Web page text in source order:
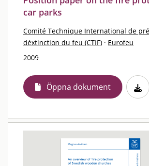
car parks
Comité Technique International de
déxtinction du feu (CTIF) · Eurofeu
2009
Öppna dokument